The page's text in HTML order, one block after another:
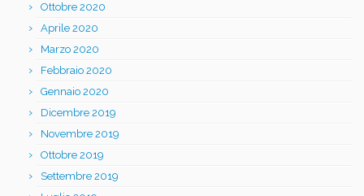
Ottobre 2020
Aprile 2020
Marzo 2020
Febbraio 2020
Gennaio 2020
Dicembre 2019
Novembre 2019
Ottobre 2019
Settembre 2019